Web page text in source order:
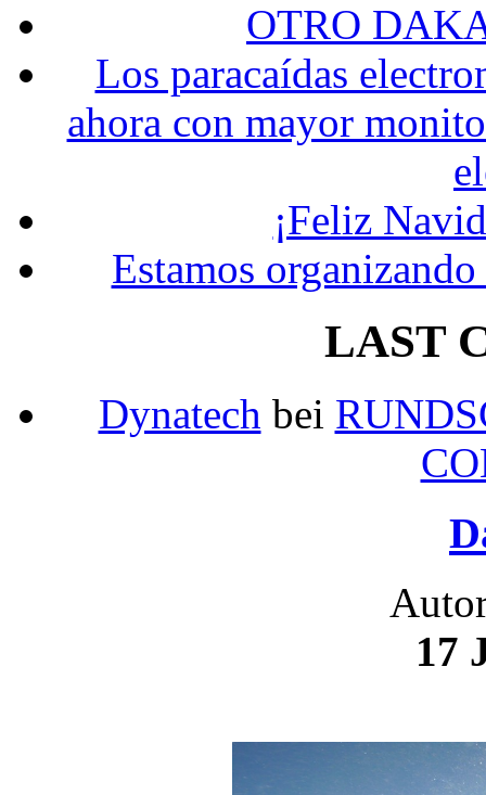
OTRO
Los paracaídas
ahora con mayor
¡Feliz
Estamos
LAST
Dynatech bei
17